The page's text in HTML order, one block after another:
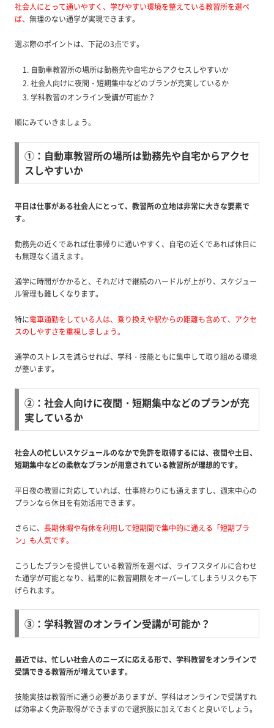
社会人にとって通いやすく、学びやすい環境を整えている教習所を選べ
ば、 無理のない通学が実現できます。
選ぶ際のポイントは、下記の3点です。
自動車教習所の場所は勤務先や自宅からアクセスしやすいか
社会人向けに夜間・短期集中などのプランが充実しているか
学科教習のオンライン受講が可能か？
順にみていきましょう。
①：自動車教習所の場所は勤務先や自宅からアクセ
スしやすいか
平日は仕事がある社会人にとって、教習所の立地は非常に大きな要素で
す。
勤務先の近くであれば仕事帰りに通いやすく、自宅の近くであれば休日に
も無理なく通えます。
通学に時間がかかると、それだけで継続のハードルが上がり、スケジュー
ル管理も難しくなります。
特に電車通勤をしている人は、 乗り換えや駅からの距離も含めて、アクセ
スのしやすさを重視しましょう。
通学のストレスを減らせれば、学科・技能ともに集中して取り組める環境
が整います。
②：社会人向けに夜間・短期集中などのプランが充
実しているか
社会人の忙しいスケジュールのなかで免許を取得するには、夜間や土日、
短期集中などの柔軟なプランが用意されている教習所が理想的です。
平日夜の教習に対応していれば、仕事終わりにも通えますし、週末中心の
プランなら休日を有効活用できます。
さらに、 長期休暇や有休を利用して短期間で集中的に通える「短期プラ
ン」も人気です。
こうしたプランを提供している教習所を選べば、ライフスタイルに合わせ
た通学が可能となり、結果的に教習期限をオーバーしてしまうリスクも下
げられます。
③：学科教習のオンライン受講が可能か？
最近では、忙しい社会人のニーズに応える形で、学科教習をオンラインで
受講できる教習所が増えています。
技能実技は教習所に通う必要がありますが、学科はオンラインで受講すれ
ば効率よく免許取得ができますので選択肢に加えておくと良いでしょう。